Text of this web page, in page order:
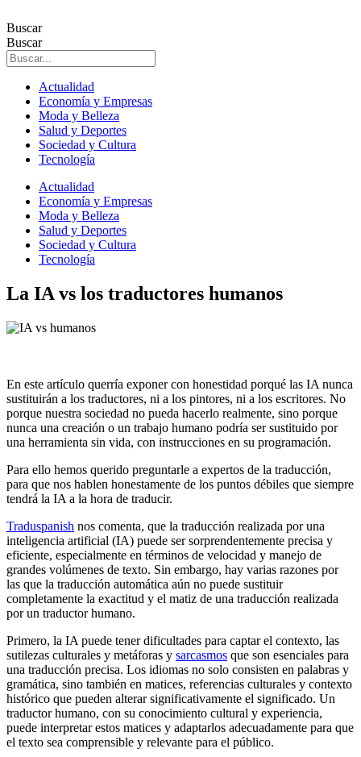
al
contenido
Buscar
Buscar
Actualidad
Economía y Empresas
Moda y Belleza
Salud y Deportes
Sociedad y Cultura
Tecnología
Actualidad
Economía y Empresas
Moda y Belleza
Salud y Deportes
Sociedad y Cultura
Tecnología
La IA vs los traductores humanos
En este artículo querría exponer con honestidad porqué las IA nunca
sustituirán a los traductores, ni a los pintores, ni a los escritores. No
porque nuestra sociedad no pueda hacerlo realmente, sino porque
nunca una creación o un trabajo humano podría ser sustituido por
una herramienta sin vida, con instrucciones en su programación.
Para ello hemos querido preguntarle a expertos de la traducción,
para que nos hablen honestamente de los puntos débiles que siempre
tendrá la IA a la hora de traducir.
Traduspanish nos comenta, que la traducción realizada por una
inteligencia artificial (IA) puede ser sorprendentemente precisa y
eficiente, especialmente en términos de velocidad y manejo de
grandes volúmenes de texto. Sin embargo, hay varias razones por
las que la traducción automática aún no puede sustituir
completamente la exactitud y el matiz de una traducción realizada
por un traductor humano.
Primero, la IA puede tener dificultades para captar el contexto, las
sutilezas culturales y metáforas y sarcasmos que son esenciales para
una traducción precisa. Los idiomas no solo consisten en palabras y
gramática, sino también en matices, referencias culturales y contexto
histórico que pueden alterar significativamente el significado. Un
traductor humano, con su conocimiento cultural y experiencia,
puede interpretar estos matices y adaptarlos adecuadamente para que
el texto sea comprensible y relevante para el público.